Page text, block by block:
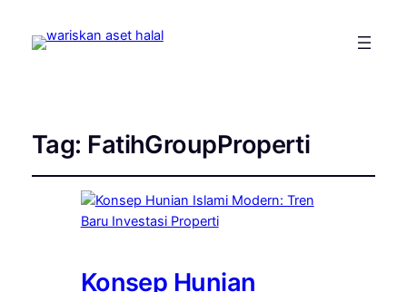
Tag: FatihGroupProperti
Konsep Hunian